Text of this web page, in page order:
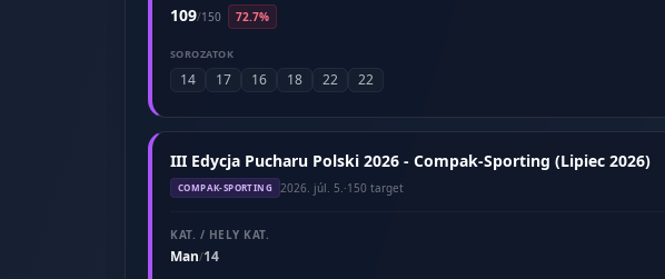
109/150 72.7%
SOROZATOK
14 17 16 18 22 22
III Edycja Pucharu Polski 2026 - Compak-Sporting (Lipiec 2026)
COMPAK-SPORTING 2026. júl. 5. ·150 target
KAT. / HELY KAT.
Man/14